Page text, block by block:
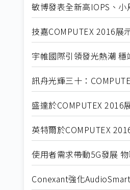
敏博發表全新高IOPS、小
技嘉COMPUTEX 2016展
宇帷國際引領發光熱潮 穩
訊舟光輝三十：
盛達於COMPUTEX 2016
英特爾於COMPUTEX
使用者需求帶動5G發展
Conexant強化